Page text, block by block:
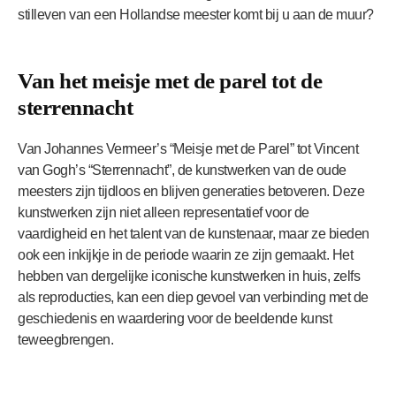
stilleven van een Hollandse meester komt bij u aan de muur?
Van het meisje met de parel tot de
sterrennacht
Van Johannes Vermeer’s “Meisje met de Parel” tot Vincent
van Gogh’s “Sterrennacht”, de kunstwerken van de oude
meesters zijn tijdloos en blijven generaties betoveren. Deze
kunstwerken zijn niet alleen representatief voor de
vaardigheid en het talent van de kunstenaar, maar ze bieden
ook een inkijkje in de periode waarin ze zijn gemaakt. Het
hebben van dergelijke iconische kunstwerken in huis, zelfs
als reproducties, kan een diep gevoel van verbinding met de
geschiedenis en waardering voor de beeldende kunst
teweegbrengen.